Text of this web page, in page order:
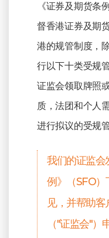
《证券及期货条
督香港证券及期
港的规管制度，
行以下十类受规
证监会领取牌照
质，法团和个人
进行拟议的受规管
我们的证监会
例》（SFO）
见，并帮助
（"证监会"